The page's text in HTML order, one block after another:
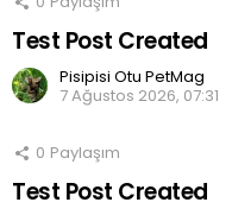
Test Post Created
Pisipisi Otu PetMag
7 Ağustos 2026, 07:31
0 Paylaşım
Test Post Created